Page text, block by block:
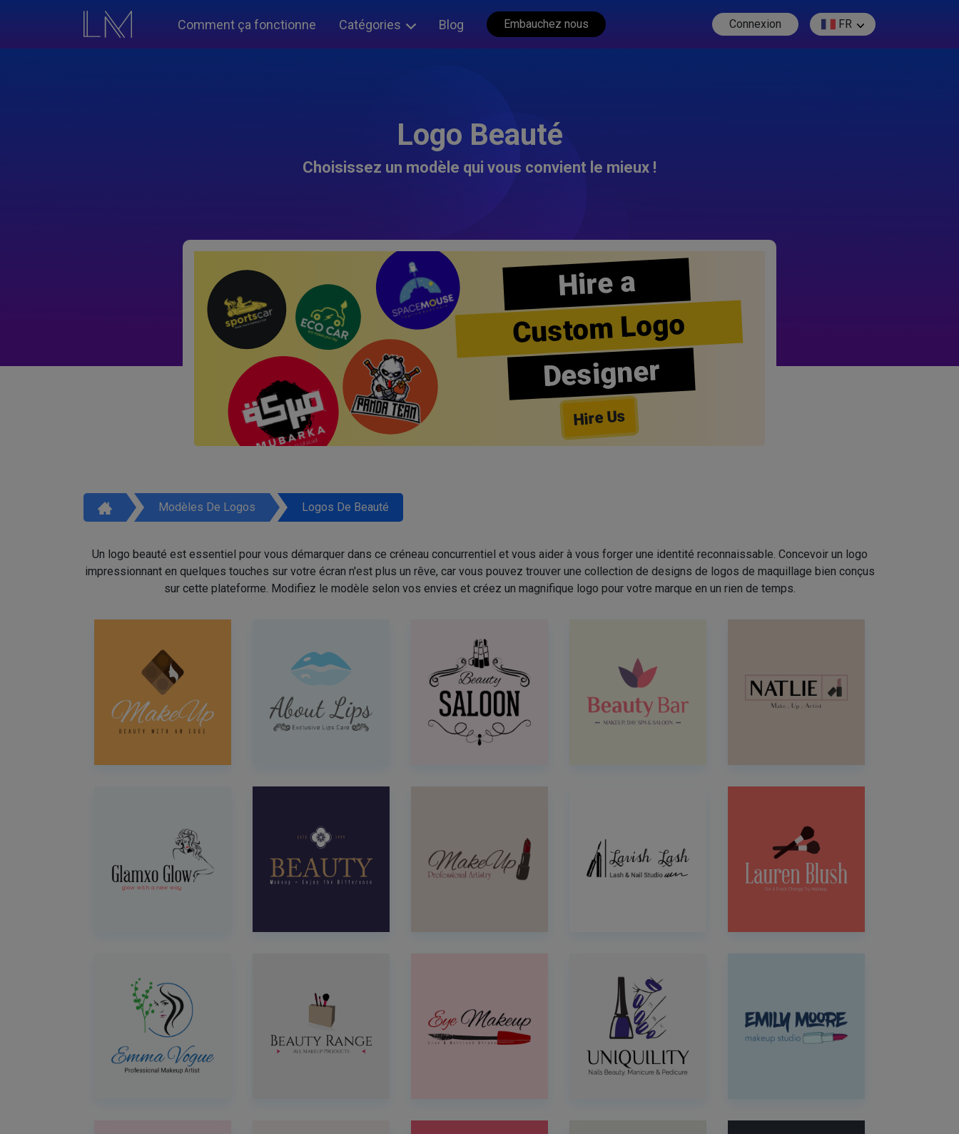
Comment ça fonctionne Catégories Blog Embauchez nous Connexion FR
Logo Beauté
Choisissez un modèle qui vous convient le mieux !
Hire a
Custom Logo
Designer
Hire Us
Modèles De Logos Logos De Beauté
Un logo beauté est essentiel pour vous démarquer dans ce créneau concurrentiel et vous aider à vous forger une identité reconnaissable. Concevoir un logo
impressionnant en quelques touches sur votre écran n'est plus un rêve, car vous pouvez trouver une collection de designs de logos de maquillage bien conçus
sur cette plateforme. Modifiez le modèle selon vos envies et créez un magnifique logo pour votre marque en un rien de temps.